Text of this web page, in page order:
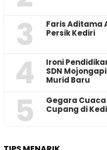
3
Faris Aditama
Persik Kediri
4
Ironi
SDN
Murid Baru
5
‎Gegara
Cupang di